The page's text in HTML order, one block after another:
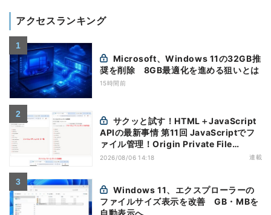
アクセスランキング
奨を削除 8GB最適化を進める狙いとは
15時間前
APIの最新事情 第11回 JavaScriptでフ
ァイル管理！Origin Private File
Systemを活用する
2026/08/06 14:18 連載
ファイルサイズ表示を改善 GB・MBを
自動表示へ